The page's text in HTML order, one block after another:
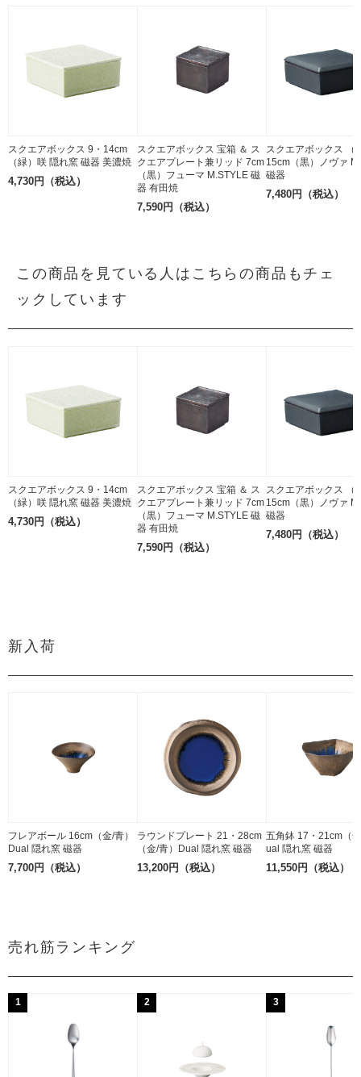
スクエアボックス 9・14cm
（緑）咲 隠れ窯 磁器 美濃焼
4,730円（税込）
スクエアボックス 宝箱 ＆ ス
クエアプレート兼リッド 7cm
（黒）フューマ M.STYLE 磁
器 有田焼
7,590円（税込）
スクエアボックス （
15cm（黒）ノヴァ
磁器
7,480円（税込）
この商品を見ている人はこちらの商品もチェ
ックしています
スクエアボックス 9・14cm
（緑）咲 隠れ窯 磁器 美濃焼
4,730円（税込）
スクエアボックス 宝箱 ＆ ス
クエアプレート兼リッド 7cm
（黒）フューマ M.STYLE 磁
器 有田焼
7,590円（税込）
スクエアボックス （
15cm（黒）ノヴァ
磁器
7,480円（税込）
新入荷
フレアボール 16cm（金/青）
Dual 隠れ窯 磁器
7,700円（税込）
ラウンドプレート 21・28cm
（金/青）Dual 隠れ窯 磁器
13,200円（税込）
五角鉢 17・21cm（
ual 隠れ窯 磁器
11,550円（税込）
売れ筋ランキング
1 2 3